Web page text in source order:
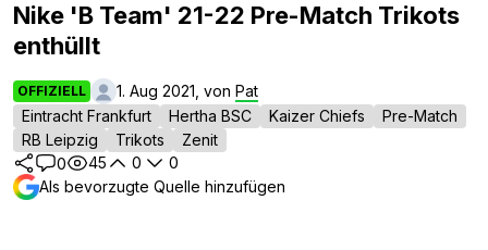
Nike 'B Team' 21-22 Pre-Match Trikots
enthüllt
OFFIZIELL 1. Aug 2021, von Pat
Eintracht Frankfurt
Hertha BSC Kaizer Chiefs
Pre-Match
RB Leipzig
Trikots
Zenit
0
45 0
0
Als bevorzugte Quelle hinzufügen